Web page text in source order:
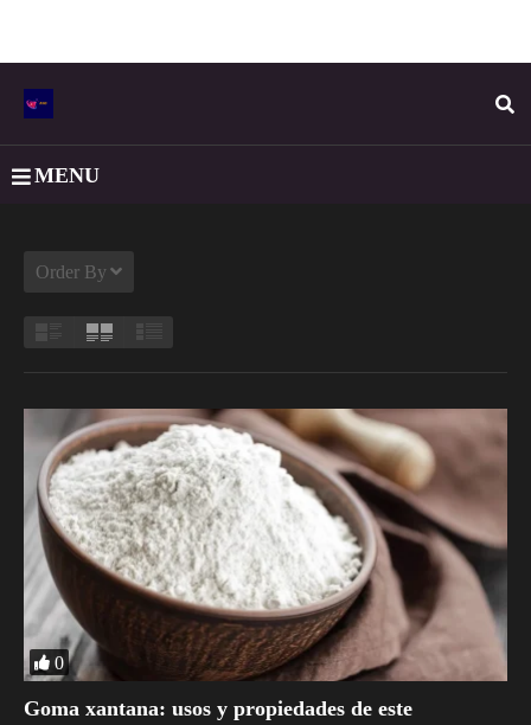
MENU
Order By
0
Goma xantana: usos y propiedades de este